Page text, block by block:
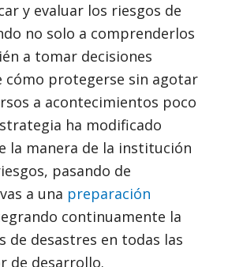
y evaluar los riesgos de
no solo a comprenderlos
a tomar decisiones
cómo protegerse sin agotar
a acontecimientos poco
ha modificado
la manera de la institución
pasando de
a una preparación
continuamente la
de desastres en todas las
de desarrollo.